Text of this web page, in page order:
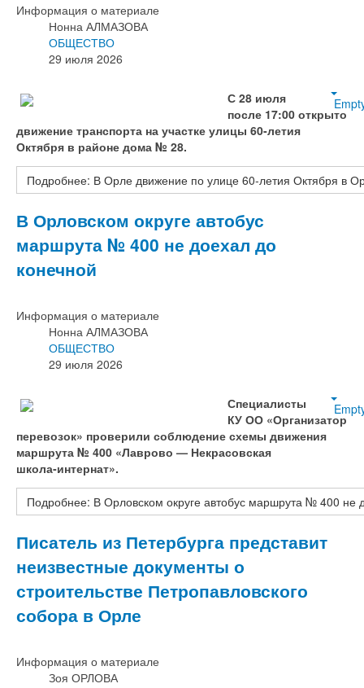
Информация о материале
Нонна АЛМАЗОВА
ОБЩЕСТВО
29 июля 2026
С 28 июля
после 17:00 открыто
движение транспорта на участке улицы 60‑летия
Октября в районе дома № 28.
Подробнее: В Орле движение по улице 60‑летия Октября в
В Орловском округе автобус
маршрута № 400 не доехал до
конечной
Информация о материале
Нонна АЛМАЗОВА
ОБЩЕСТВО
29 июля 2026
Специалисты
КУ ОО «Организатор
перевозок» проверили соблюдение схемы движения
маршрута № 400 «Лаврово — Некрасовская
школа‑интернат».
Подробнее: В Орловском округе автобус маршрута № 400 не
Писатель из Петербурга представит
неизвестные документы о
строительстве Петропавловского
собора в Орле
Информация о материале
Зоя ОРЛОВА